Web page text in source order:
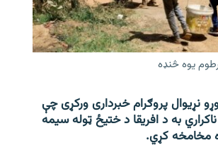
یوه څنډه
نړیوال پروګرام خبرداری ورکړی چې
به د افریقا د ختیځ ټوله سیمه
مخامخه کړي.